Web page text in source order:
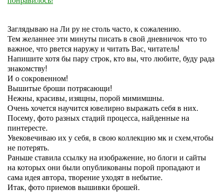
Заглядываю на Ли ру не столь часто, к сожалению.
Тем желаннее эти минуты писать в свой дневничок что то
важное, что рвется наружу и читать Вас, читатель!
Напишите хотя бы пару строк, кто вы, что любите, буду рада
знакомству!
И о сокровенном!
Вышитые броши потрясающи!
Нежны, красивы, изящны, порой мимимшны.
Очень хочется научится ювелирно выражать себя в них.
Посему, фото разных стадий процесса, найденные на
пинтересте.
Увековечиваю их у себя, в свою коллекцию мк и схем,чтобы
не потерять.
Раньше ставила ссылку на изображение, но блоги и сайты
на которых они были опубликованы порой пропадают и
сама идея автора, творение уходят в небытие.
Итак, фото приемов вышивки брошей.